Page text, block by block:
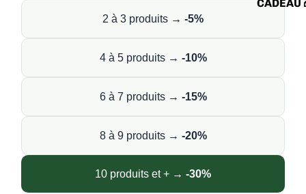
CADEAU
2 à 3 produits → -5%
4 à 5 produits → -10%
6 à 7 produits → -15%
8 à 9 produits → -20%
10 produits et + → -30%